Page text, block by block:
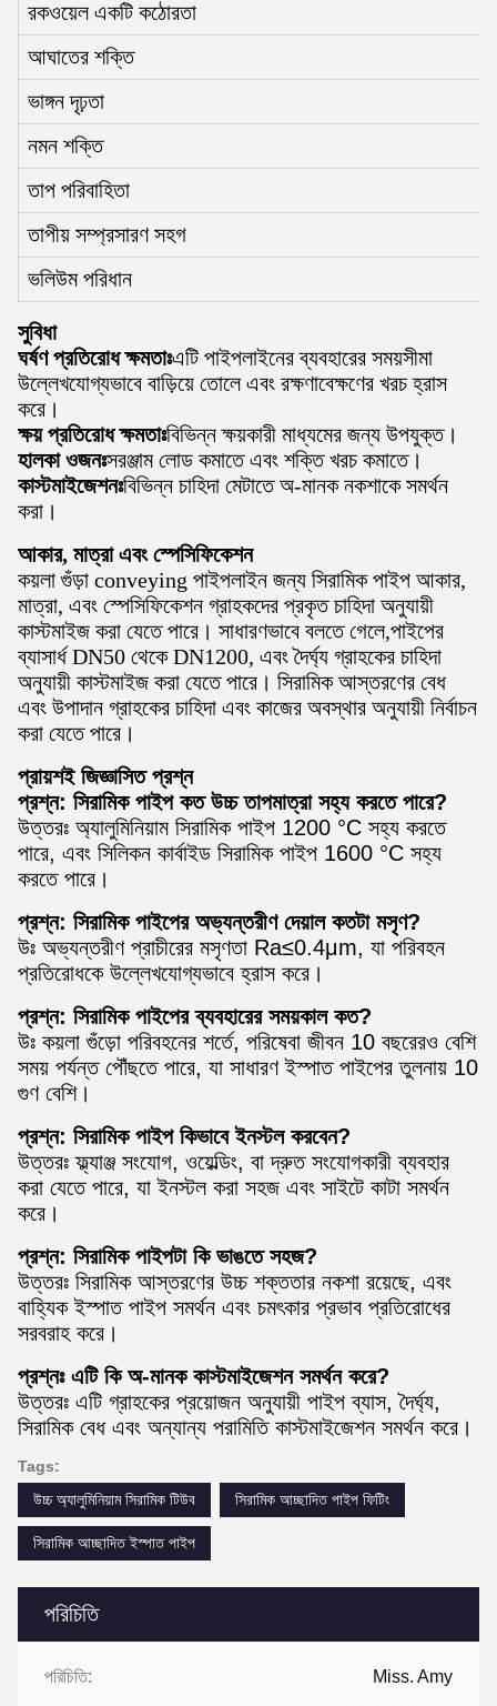
পরিচিতি
পরিচিতি: Miss. Amy
রকওয়েল একটি কঠোরতা
আঘাতের শক্তি
ভাঙ্গন দৃঢ়তা
নমন শক্তি
তাপ পরিবাহিতা
তাপীয় সম্প্রসারণ সহগ
ভলিউম পরিধান
সুবিধা
ঘর্ষণ প্রতিরোধ ক্ষমতাঃএটি পাইপলাইনের ব্যবহারের সময়সীমা
উল্লেখযোগ্যভাবে বাড়িয়ে তোলে এবং রক্ষণাবেক্ষণের খরচ হ্রাস
করে।
ক্ষয় প্রতিরোধ ক্ষমতাঃবিভিন্ন ক্ষয়কারী মাধ্যমের জন্য উপযুক্ত।
হালকা ওজনঃসরঞ্জাম লোড কমাতে এবং শক্তি খরচ কমাতে।
কাস্টমাইজেশনঃবিভিন্ন চাহিদা মেটাতে অ-মানক নকশাকে সমর্থন
করা।
আকার, মাত্রা এবং স্পেসিফিকেশন
কয়লা গুঁড়া conveying পাইপলাইন জন্য সিরামিক পাইপ আকার,
মাত্রা, এবং স্পেসিফিকেশন গ্রাহকদের প্রকৃত চাহিদা অনুযায়ী
কাস্টমাইজ করা যেতে পারে। সাধারণভাবে বলতে গেলে,পাইপের
ব্যাসার্ধ DN50 থেকে DN1200, এবং দৈর্ঘ্য গ্রাহকের চাহিদা
অনুযায়ী কাস্টমাইজ করা যেতে পারে। সিরামিক আস্তরণের বেধ
এবং উপাদান গ্রাহকের চাহিদা এবং কাজের অবস্থার অনুযায়ী নির্বাচন
করা যেতে পারে।
প্রায়শই জিজ্ঞাসিত প্রশ্ন
প্রশ্ন: সিরামিক পাইপ কত উচ্চ তাপমাত্রা সহ্য করতে পারে?
উত্তরঃ অ্যালুমিনিয়াম সিরামিক পাইপ 1200 °C সহ্য করতে
পারে, এবং সিলিকন কার্বাইড সিরামিক পাইপ 1600 °C সহ্য
করতে পারে।
প্রশ্ন: সিরামিক পাইপের অভ্যন্তরীণ দেয়াল কতটা মসৃণ?
উঃ অভ্যন্তরীণ প্রাচীরের মসৃণতা Ra≤0.4μm, যা পরিবহন
প্রতিরোধকে উল্লেখযোগ্যভাবে হ্রাস করে।
প্রশ্ন: সিরামিক পাইপের ব্যবহারের সময়কাল কত?
উঃ কয়লা গুঁড়ো পরিবহনের শর্তে, পরিষেবা জীবন 10 বছরেরও বেশি
সময় পর্যন্ত পৌঁছতে পারে, যা সাধারণ ইস্পাত পাইপের তুলনায় 10
গুণ বেশি।
প্রশ্ন: সিরামিক পাইপ কিভাবে ইনস্টল করবেন?
উত্তরঃ ফ্ল্যাঞ্জ সংযোগ, ওয়েল্ডিং, বা দ্রুত সংযোগকারী ব্যবহার
করা যেতে পারে, যা ইনস্টল করা সহজ এবং সাইটে কাটা সমর্থন
করে।
প্রশ্ন: সিরামিক পাইপটা কি ভাঙতে সহজ?
উত্তরঃ সিরামিক আস্তরণের উচ্চ শক্ততার নকশা রয়েছে, এবং
বাহ্যিক ইস্পাত পাইপ সমর্থন এবং চমৎকার প্রভাব প্রতিরোধের
সরবরাহ করে।
প্রশ্নঃ এটি কি অ-মানক কাস্টমাইজেশন সমর্থন করে?
উত্তরঃ এটি গ্রাহকের প্রয়োজন অনুযায়ী পাইপ ব্যাস, দৈর্ঘ্য,
সিরামিক বেধ এবং অন্যান্য পরামিতি কাস্টমাইজেশন সমর্থন করে।
Tags:
উচ্চ অ্যালুমিনিয়াম সিরামিক টিউব
সিরামিক আচ্ছাদিত পাইপ ফিটিং
সিরামিক আচ্ছাদিত ইস্পাত পাইপ